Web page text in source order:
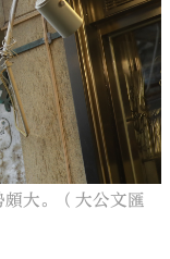
大。（大公文匯